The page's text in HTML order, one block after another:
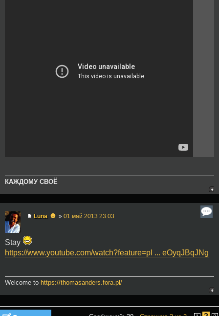
КАЖДОМУ СВОЁ
Luna ☻ » 01 май 2013 23:03
Stay
https://www.youtube.com/watch?feature=pl ... eOyqJBqJNg
Welcome to https://thomasanders.fora.pl/
Ответить